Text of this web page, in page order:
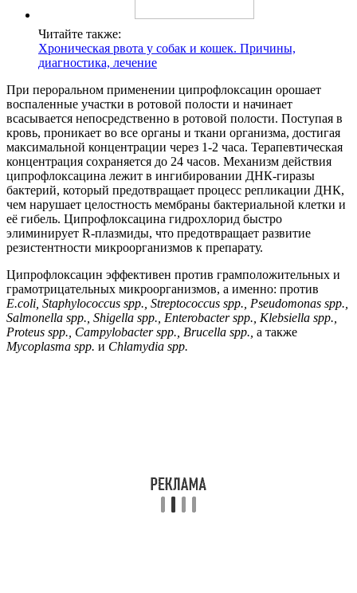
Читайте также:
Хроническая рвота у собак и кошек. Причины,
диагностика, лечение
При пероральном применении ципрофлоксацин орошает
воспаленные участки в ротовой полости и начинает
всасывается непосредственно в ротовой полости. Поступая в
кровь, проникает во все органы и ткани организма, достигая
максимальной концентрации через 1-2 часа. Терапевтическая
концентрация сохраняется до 24 часов. Механизм действия
ципрофлоксацина лежит в ингибировании ДНК-гиразы
бактерий, который предотвращает процесс репликации ДНК,
чем нарушает целостность мембраны бактериальной клетки и
её гибель. Ципрофлоксацина гидрохлорид быстро
элиминирует R-плазмиды, что предотвращает развитие
резистентности микроорганизмов к препарату.
Ципрофлоксацин эффективен против грамположительных и
грамотрицательных микроорганизмов, а именно: против
E.coli, Staphylococcus spp., Streptococcus spp., Pseudomonas spp.,
Salmonella spp., Shigella spp., Enterobacter spp., Klebsiella spp.,
Proteus spp., Campylobacter spp., Brucella spp., а также
Mycoplasma spp. и Chlamydia spp.